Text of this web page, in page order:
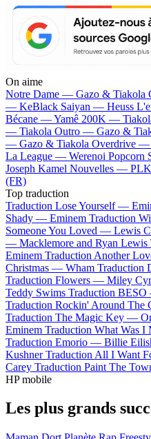
On aime
Notre Dame — Gazo & Tiakola
— KeBlack Saiyan — Heuss
Bécane —Yamê 200K —
— Tiakola Outro — Gazo &
— Gazo & Tiakola Overdrive —
La League — Werenoi Popcorn
Joseph Kamel Nouvelles — PLK
(FR)
Top traduction
Traduction Lose Yourself —
Shady — Eminem Traduction
Someone You Loved — Lewis
— Macklemore and Ryan Lewis
Eminem Traduction Another
Christmas — Wham Traduction
Traduction Flowers — Miley
Teddy Swims Traduction
Traduction Rockin' Around The
Traduction The Magic Key —
Eminem Traduction What Was
Traduction Emorio — Billie
Kushner Traduction All I Want
Carey Traduction Paint The
HP mobile
Les plus grands